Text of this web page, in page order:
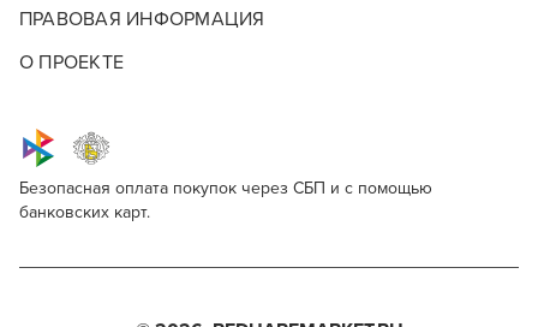
ПРАВОВАЯ ИНФОРМАЦИЯ
О ПРОЕКТЕ
Безопасная оплата покупок через СБП и с помощью
банковских карт.